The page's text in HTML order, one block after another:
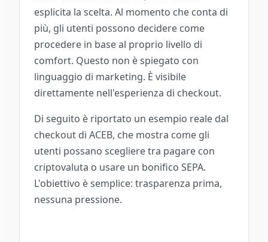
esplicita la scelta. Al momento che conta di
più, gli utenti possono decidere come
procedere in base al proprio livello di
comfort. Questo non è spiegato con
linguaggio di marketing. È visibile
direttamente nell'esperienza di checkout.
Di seguito è riportato un esempio reale dal
checkout di ACEB, che mostra come gli
utenti possano scegliere tra pagare con
criptovaluta o usare un bonifico SEPA.
L'obiettivo è semplice: trasparenza prima,
nessuna pressione.